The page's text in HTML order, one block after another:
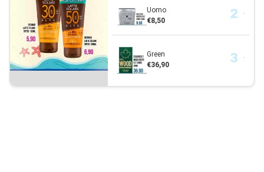
Uomo
€8,50
Green
€36,90